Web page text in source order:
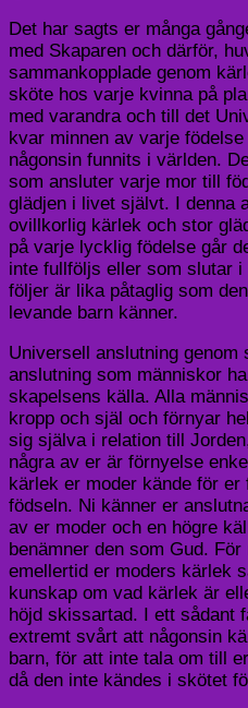
Det har sagts er många
med Skaparen och därför,
sammankopplade genom
sköte hos varje kvinna på
med varandra och till det
kvar minnen av varje
någonsin funnits i världen.
som ansluter varje mor till
glädjen i livet självt. I denna
ovillkorlig kärlek och stor
på varje lycklig födelse går
inte fullföljs eller som slutar
följer är lika påtaglig som
levande barn känner.
Universell anslutning genom
anslutning som människor
skapelsens källa. Alla
kropp och själ och förnyar
sig själva i relation till
några av er är förnyelse
kärlek er moder kände för
födseln. Ni känner er
av er moder och en högre
benämner den som Gud.
emellertid er moders kärlek
kunskap om vad kärlek är
höjd skissartad. I ett sådant
extremt svårt att någonsin
barn, för att inte tala om till
då den inte kändes i skötet